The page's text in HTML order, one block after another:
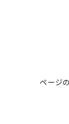
ページ